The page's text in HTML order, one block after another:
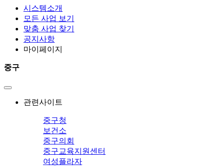
시스템소개
모든 사업 보기
맞춤 사업 찾기
공지사항
마이페이지
중구
관련사이트
중구청
보건소
중구의회
중구교육지원센터
여성플라자